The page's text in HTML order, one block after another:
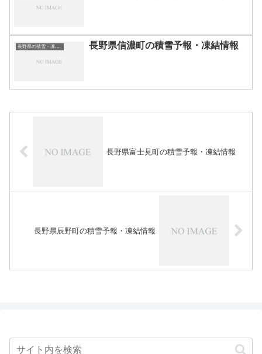
長野県の積雪・凍結情報 長野県信濃町の積雪予報・凍結情報
長野県富士見町の積雪予報・凍結情報
長野県辰野町の積雪予報・凍結情報